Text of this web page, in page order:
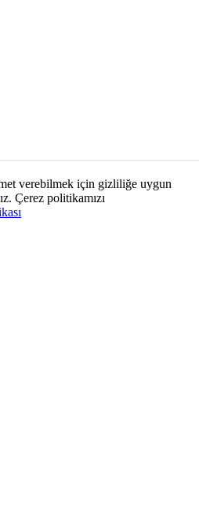
verebilmek için gizliliğe uygun
Çerez politikamızı